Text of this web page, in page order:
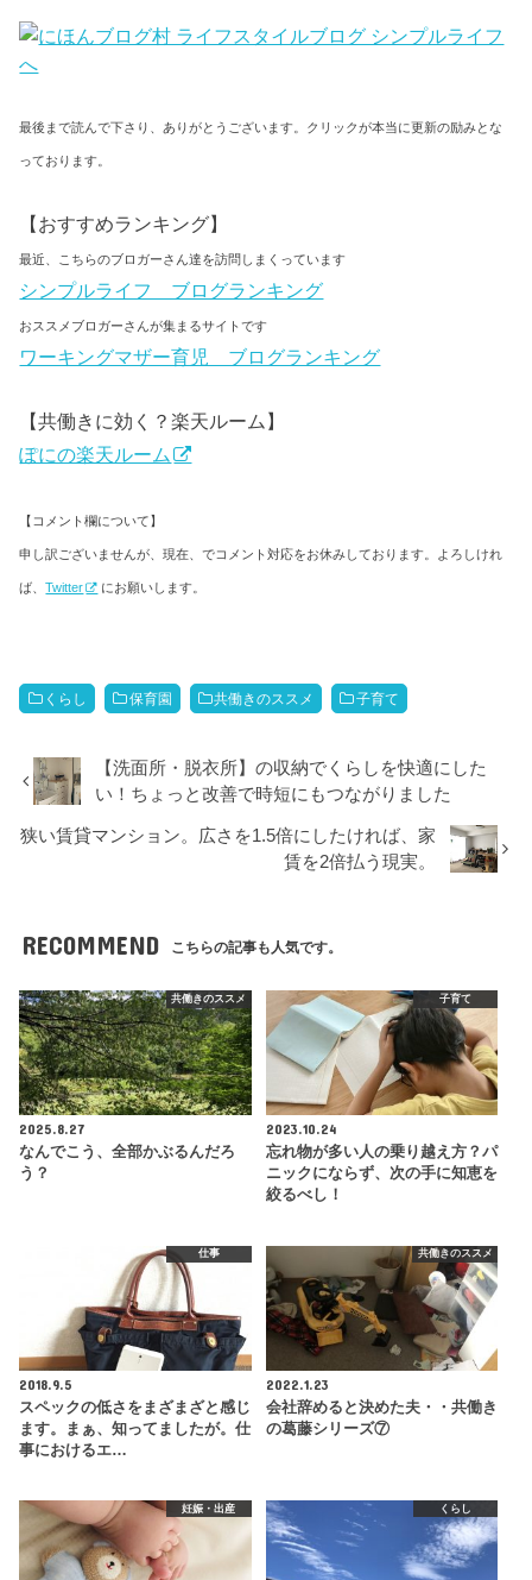
最後まで読んで下さり、ありがとうございます。クリックが本当に更新の励みとな
っております。
【おすすめランキング】
最近、こちらのブロガーさん達を訪問しまくっています
シンプルライフ ブログランキング
おススメブロガーさんが集まるサイトです
ワーキングマザー育児 ブログランキング
【共働きに効く？楽天ルーム】
ぽにの楽天ルーム
【コメント欄について】
申し訳ございませんが、現在、でコメント対応をお休みしております。よろしけれ
ば、Twitter にお願いします。
くらし 保育園 共働きのススメ 子育て
【洗面所・脱衣所】の収納でくらしを快適にした
い！ちょっと改善で時短にもつながりました
狭い賃貸マンション。広さを1.5倍にしたければ、家
賃を2倍払う現実。
RECOMMEND こちらの記事も人気です。
共働きのススメ
2025.8.27
なんでこう、全部かぶるんだろ
う？
子育て
2023.10.24
忘れ物が多い人の乗り越え方？パ
ニックにならず、次の手に知恵を
絞るべし！
仕事
2018.9.5
スペックの低さをまざまざと感じ
ます。まぁ、知ってましたが。仕
事におけるエ…
共働きのススメ
2022.1.23
会社辞めると決めた夫・・共働き
の葛藤シリーズ⑦
妊娠・出産 くらし